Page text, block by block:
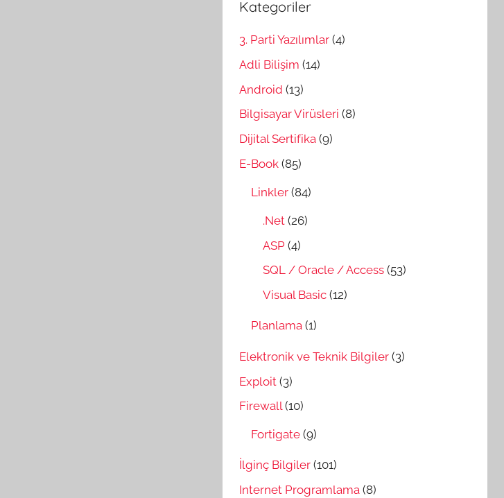
Kategoriler
3. Parti Yazılımlar (4)
Adli Bilişim (14)
Android (13)
Bilgisayar Virüsleri (8)
Dijital Sertifika (9)
E-Book (85)
Linkler (84)
.Net (26)
ASP (4)
SQL / Oracle / Access (53)
Visual Basic (12)
Planlama (1)
Elektronik ve Teknik Bilgiler (3)
Exploit (3)
Firewall(10)
Fortigate (9)
İlginç Bilgiler (101)
Internet Programlama (8)